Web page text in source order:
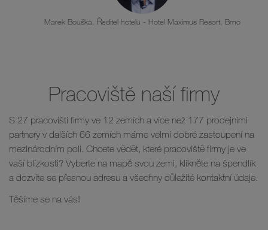
Marek Bouška, Ředitel hotelu - Hotel Maximus Resort, Brno
Pracoviště naší firmy
S 27 pracovišti firmy ve 12 zemích a více než 177 prodejními
partnery v dalších 66 zemích máme velmi dobré zastoupení na
mezinárodním poli. Chcete vědět, které pracoviště firmy je ve
vaší blízkosti? Vyberte na mapě svou zemi, klikněte na špendlík
a dozvíte se přesnou adresu a všechny důležité kontaktní údaje.
Těšíme se na vás!